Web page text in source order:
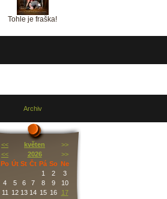
Tohle je fraška!
Archiv
<< květen
>>
<<
2026
>>
Po Út St Čt Pá So Ne
1
2
3
4
5 6 7 8 9
10
11
12 13 14 15 16
17